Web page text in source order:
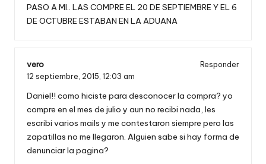
PASO A MI.. LAS COMPRE EL 20 DE SEPTIEMBRE Y EL 6
DE OCTUBRE ESTABAN EN LA ADUANA
vero
Responder
12 septiembre, 2015, 12:03 am
Daniel!! como hiciste para desconocer la compra? yo
compre en el mes de julio y aun no recibi nada, les
escribi varios mails y me contestaron siempre pero las
zapatillas no me llegaron. Alguien sabe si hay forma de
denunciar la pagina?